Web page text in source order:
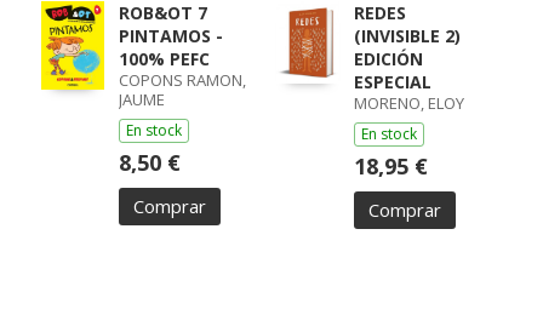
ROB&OT 7
PINTAMOS -
100% PEFC
COPONS RAMON,
JAUME
En stock
8,50 €
Comprar
REDES
(INVISIBLE 2)
EDICIÓN
ESPECIAL
MORENO, ELOY
En stock
18,95 €
Comprar